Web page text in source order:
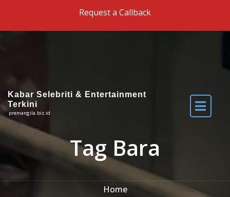
Request a Callback
Kabar Selebriti & Entertainment
Terkini
premangila.biz.id
Tag Bara
Home